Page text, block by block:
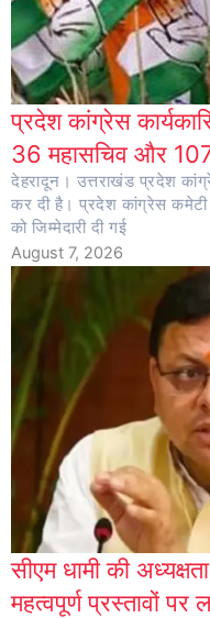
प्रदेश कांग्रेस
36 महासचिव और 107
देहरादून। उत्तराखंड प्रदेश
कर दी है। प्रदेश कांग्रेस कमेटी
को जिम्मेदारी दी गई
August 7, 2026
सीएम धामी की
महत्वपूर्ण प्रस्तावों